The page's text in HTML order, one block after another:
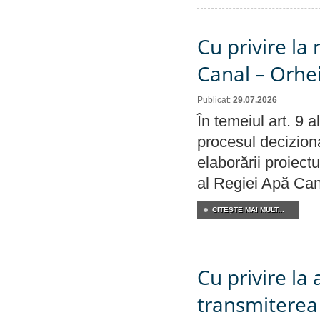
Cu privire la
Canal –
Publicat: 29.07.2026
În temeiul art. 9
procesul
elaborării
al Regiei Apă
CITEŞTE MAI MULT...
Cu privire la